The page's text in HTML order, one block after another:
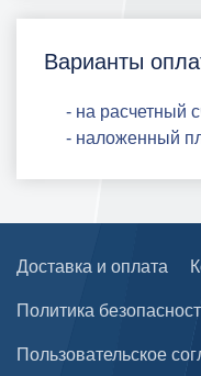
Варианты
- на расчетный
- наложенный
Доставка и оплата
Политика
Пользовательское